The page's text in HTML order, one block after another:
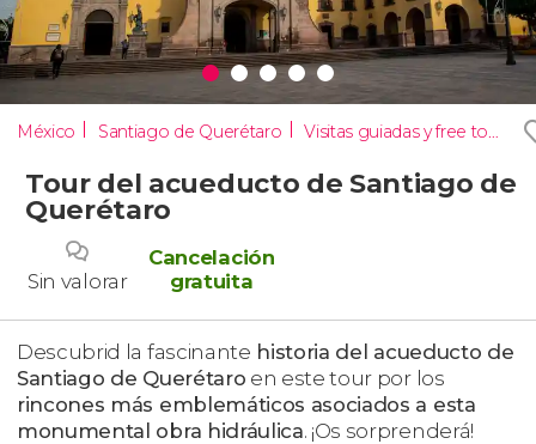
México Santiago de Querétaro Visitas guiadas y free tours
Tour del acueducto de Santiago de
Querétaro
Sin valorar
Cancelación
gratuita
Descubrid la fascinante historia del acueducto de
Santiago de Querétaro en este tour por los
rincones más emblemáticos asociados a esta
monumental obra hidráulica. ¡Os sorprenderá!